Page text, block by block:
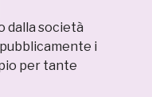
dalla società
i
per tante